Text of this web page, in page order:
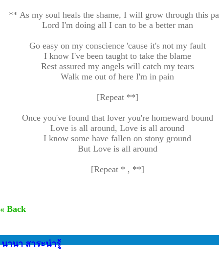
** As my soul heals the shame, I will grow through this
Lord I'm doing all I can to be a better man
Go easy on my conscience 'cause it's not my fault
I know I've been taught to take the blame
Rest assured my angels will catch my tears
Walk me out of here I'm in pain
[Repeat **]
Once you've found that lover you're homeward bound
Love is all around, Love is all around
I know some have fallen on stony ground
But Love is all around
[Repeat * , **]
« Back
นานา สาระน่ารู้